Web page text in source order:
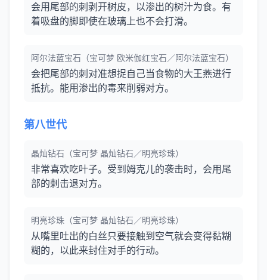
会用尾部的刺剥开树皮，以渗出的树汁为食。有
着吸盘的脚即使在玻璃上也不会打滑。
阿尔法蓝宝石（宝可梦 欧米伽红宝石／阿尔法蓝宝石）
会把尾部的刺对准想捉自己当食物的大王燕进行
抵抗。能用渗出的毒来削弱对方。
第八世代
晶灿钻石（宝可梦 晶灿钻石／明亮珍珠）
非常喜欢吃叶子。受到姆克儿的袭击时，会用尾
部的刺击退对方。
明亮珍珠（宝可梦 晶灿钻石／明亮珍珠）
从嘴里吐出的白丝只要接触到空气就会变得黏糊
糊的，以此来封住对手的行动。